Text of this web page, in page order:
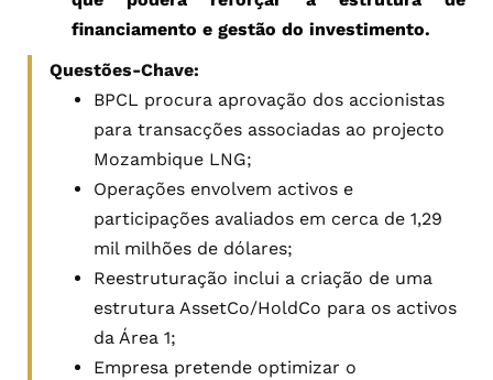
financiamento e gestão do investimento.
Questões-Chave:
BPCL procura aprovação dos accionistas
para transacções associadas ao projecto
Mozambique LNG;
Operações envolvem activos e
participações avaliados em cerca de 1,29
mil milhões de dólares;
Reestruturação inclui a criação de uma
estrutura AssetCo/HoldCo para os activos
da Área 1;
Empresa pretende optimizar o